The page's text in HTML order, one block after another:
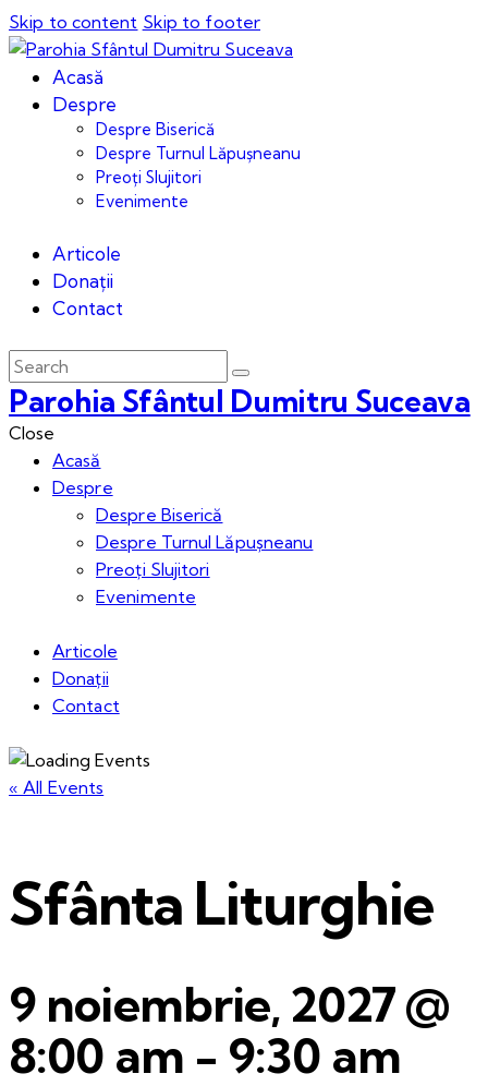
Skip to content Skip to footer
Acasă
Despre
Despre Biserică
Despre Turnul Lăpușneanu
Preoți Slujitori
Evenimente
Articole
Donații
Contact
Parohia Sfântul Dumitru Suceava
Close
Acasă
Despre
Despre Biserică
Despre Turnul Lăpușneanu
Preoți Slujitori
Evenimente
Articole
Donații
Contact
« All Events
Sfânta Liturghie
9 noiembrie, 2027 @
8:00 am - 9:30 am